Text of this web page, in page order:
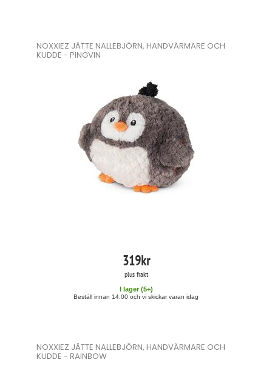
NOXXIEZ JÄTTE NALLEBJÖRN, HANDVÄRMARE OCH
KUDDE - PINGVIN
319kr
plus frakt
I lager (5+)
Beställ innan 14:00 och vi skickar varan idag
NOXXIEZ JÄTTE NALLEBJÖRN, HANDVÄRMARE OCH
KUDDE - RAINBOW